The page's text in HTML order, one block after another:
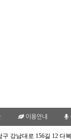
이용안내
강남대로 156길 12 다